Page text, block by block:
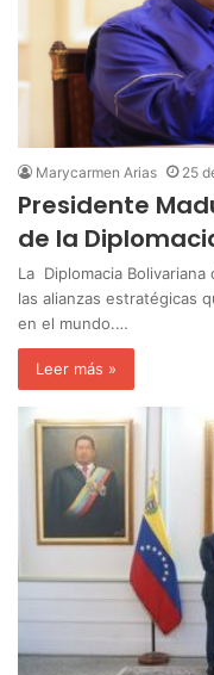
Marycarmen Arias 25
Presidente
de la
La Diplomacia
las alianzas estratégicas
en el mundo.…
Leer más »